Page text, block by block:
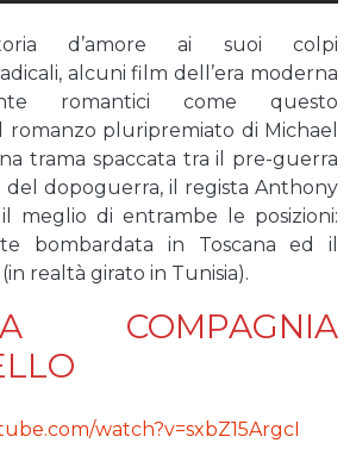
d’amore ai suoi colpi
alcuni film dell’era moderna
romantici come questo
pluripremiato di Michael
trama spaccata tra il pre-guerra
del dopoguerra, il regista Anthony
meglio di entrambe le posizioni:
bombardata in Toscana ed il
realtà girato in Tunisia).
watch?v=sxbZ15ArgcI